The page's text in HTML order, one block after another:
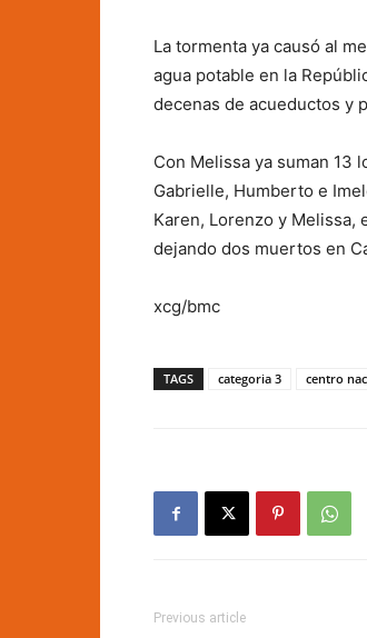
La tormenta ya causó al
agua potable en la
decenas de acueductos y
Con Melissa ya suman 13
Gabrielle, Humberto e
Karen, Lorenzo y Melissa,
dejando dos muertos en
xcg/bmc
TAGS categoria 3 centro
Previous article